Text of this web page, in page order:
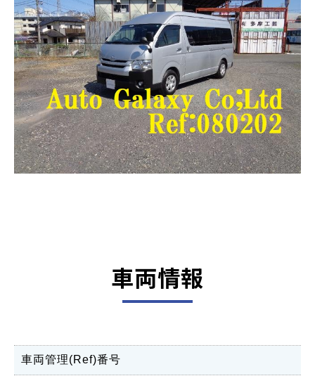
車両情報
車両管理(Ref)番号